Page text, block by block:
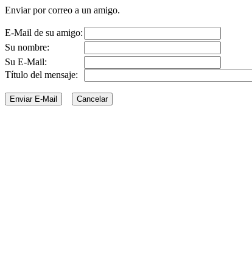
Enviar por correo a un amigo.
E-Mail de su amigo:
Su nombre:
Su E-Mail:
Título del mensaje: